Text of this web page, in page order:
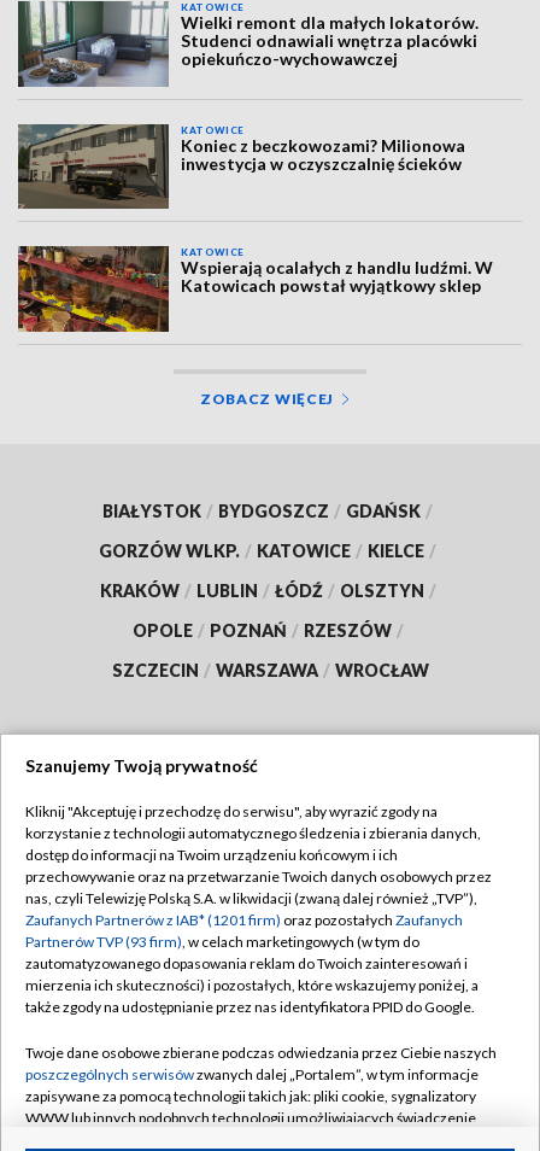
KATOWICE
Wielki remont dla małych lokatorów.
Studenci odnawiali wnętrza placówki
opiekuńczo-wychowawczej
KATOWICE
Koniec z beczkowozami? Milionowa
inwestycja w oczyszczalnię ścieków
KATOWICE
Wspierają ocalałych z handlu ludźmi. W
Katowicach powstał wyjątkowy sklep
ZOBACZ WIĘCEJ
BIAŁYSTOK / BYDGOSZCZ / GDAŃSK /
GORZÓW WLKP. / KATOWICE / KIELCE /
KRAKÓW / LUBLIN / ŁÓDŹ / OLSZTYN /
OPOLE / POZNAŃ / RZESZÓW /
SZCZECIN / WARSZAWA / WROCŁAW
TVP
Abonament TVP
Emisja w TVP
Centrum informacji TVP
Naziemna Telewizja Cyfrowa
Rada Programowa
System NOS
Regulamin TVP
Polityka prywatności
Moje zgody
Pomoc
Kontakt
Szanujemy Twoją prywatność
Kliknij "Akceptuję i przechodzę do serwisu", aby wyrazić zgody na
korzystanie z technologii automatycznego śledzenia i zbierania danych,
dostęp do informacji na Twoim urządzeniu końcowym i ich
przechowywanie oraz na przetwarzanie Twoich danych osobowych przez
nas, czyli Telewizję Polską S.A. w likwidacji (zwaną dalej również „TVP”),
Zaufanych Partnerów z IAB* (1201 firm) oraz pozostałych Zaufanych
Partnerów TVP (93 firm), w celach marketingowych (w tym do
zautomatyzowanego dopasowania reklam do Twoich zainteresowań i
mierzenia ich skuteczności) i pozostałych, które wskazujemy poniżej, a
także zgody na udostępnianie przez nas identyfikatora PPID do Google.
Twoje dane osobowe zbierane podczas odwiedzania przez Ciebie naszych
poszczególnych serwisówzwanych dalej „Portalem”, w tym informacje
zapisywane za pomocą technologii takich jak: pliki cookie, sygnalizatory
WWW lub innych podobnych technologii umożliwiających świadczenie